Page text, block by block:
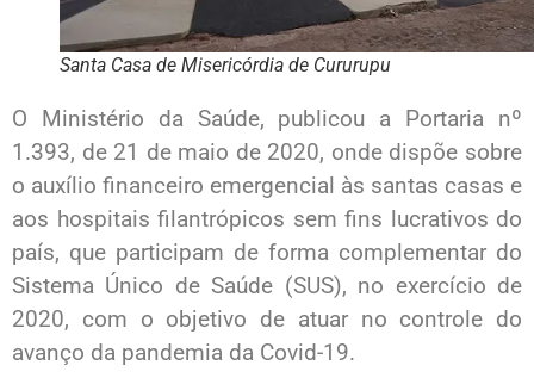
Santa Casa de Misericórdia de Cururupu
O Ministério da Saúde, publicou a Portaria nº
1.393, de 21 de maio de 2020, onde dispõe sobre
o auxílio financeiro emergencial às santas casas e
aos hospitais filantrópicos sem fins lucrativos do
país, que participam de forma complementar do
Sistema Único de Saúde (SUS), no exercício de
2020, com o objetivo de atuar no controle do
avanço da pandemia da Covid-19.